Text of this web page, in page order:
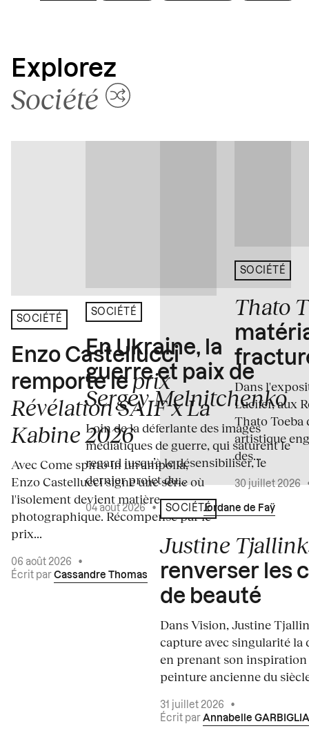
Explorez
Société
SOCIÉTÉ
Enzo Castellucci
remporte le prix
Révélation SAIF x La
Kabine 2026
Avec Come spirto in un'ampolla,
Enzo Castellucci signe une série où
l'isolement devient matière
photographique. Récompensé par le
prix...
06 août 2026
•
Écrit par Cassandre Thomas
SOCIÉTÉ
En Ukraine, la
guerre et paix de
Sergey Melnitchenko
Loin de la déferlante des images
médiatiques de guerre, qui saturent le
regard jusqu’à le désensibiliser, le
dernier projet du...
04 août 2026 • Écrit par Jordane de Faÿ
SOCIÉTÉ
Justine
renverser les
de beauté
Dans Vision, Justine
capture avec singularité la
en prenant son inspiration
peinture ancienne du
31 juillet 2026
•
Écrit par Annabelle GARBIGLIA
SOCIÉTÉ
Thato
Dans
Lucifer, aux
Thato Toeba
artistique
des...
30 juillet 2026